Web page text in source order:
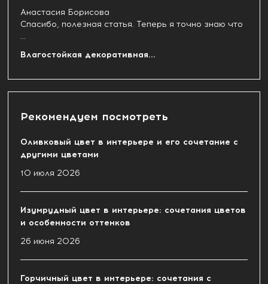
Анастасия Борисова
Спасибо, полезная статья. Теперь я точно знаю что
...
Влагостойкая декоративная...
Рекомендуем посмотреть
Оливковый цвет в интерьере и его сочетание с
другими цветами
10 июля 2026
Изумрудный цвет в интерьере: сочетания цветов
и особенности оттенков
26 июня 2026
Горчичный цвет в интерьере: сочетания с